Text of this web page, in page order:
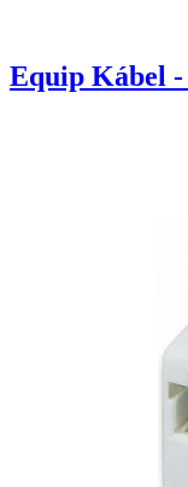
Equip Kábel -